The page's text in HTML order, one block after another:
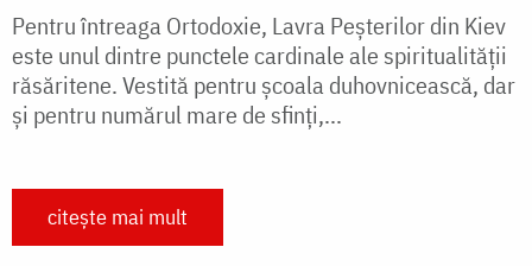
Pentru întreaga Ortodoxie, Lavra Peșterilor din Kiev
este unul dintre punctele cardinale ale spiritualității
răsăritene. Vestită pentru școala duhovnicească, dar
și pentru numărul mare de sfinți,...
citește mai mult